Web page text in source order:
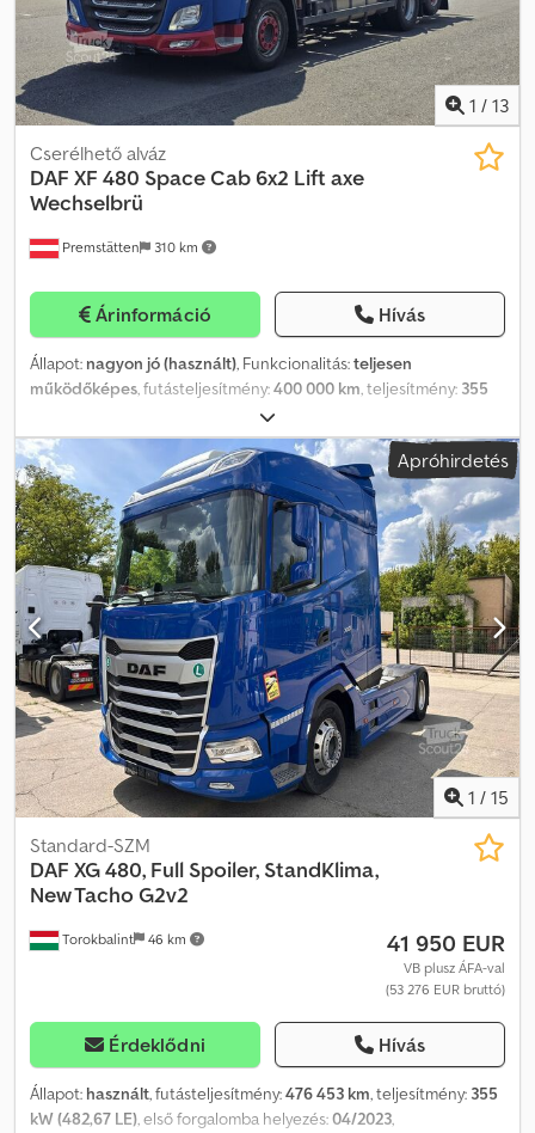
1 / 13
Premstätten 310 km
Cserélhető alváz
DAF XF 480 Space Cab 6x2 Lift axe
Wechselbrü
Árinformáció Hívás
Állapot: nagyon jó (használt), Funkcionalitás:teljesen
működőképes, futásteljesítmény:400 000 km, teljesítmény: 355
, tengelyelrendezés:
08/2020, kibocsátási osztály:Euro 6, szín:kék, vezetőfülke:
alvófülke
, Gyártási év:2020, Felszereltség:ABS, elektronikus
stabilitásprogram (ESP), központi zár, légkondicionálás,
légzsák, szervokormány, teherautó regisztráció, tempomat,
állófűtés, KIVÁLÓ ÁLLAPOTÚ! AZONNAL ÁTVÉTELRE KÉSZ! Dcsdpfx
Aoztc N Seiqok XF 480 Space Cab 6x2 emelőhidas tengelyes,
cserélhető platós nyergesvontató Lapos rugó, légrugó
Apróhirdetés
1 / 15
Torokbalint 46 km
Standard-SZM
DAF XG 480, Full Spoiler, StandKlima,
New Tacho G2v2
41 950 EUR
VB plusz ÁFA-val
(53 276 EUR bruttó)
Érdeklődni Hívás
Állapot: használt, futásteljesítmény:476 453 km, teljesítmény: 355
kW (482,67 LE), első forgalomba helyezés:04/2023,